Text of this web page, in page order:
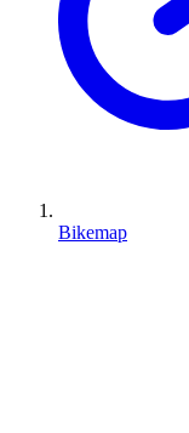
Bikemap